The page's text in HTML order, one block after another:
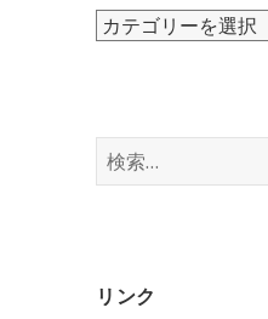
カ
ー
検
索:
リンク